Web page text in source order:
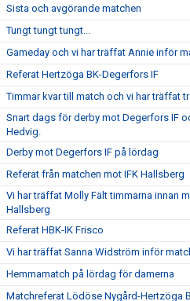
Sista och avgörande matchen
Tungt tungt tungt...
Gameday och vi har träffat Annie inför
Referat Hertzöga BK-Degerfors IF
Timmar kvar till match och vi har träffat
Snart dags för derby mot Degerfors IF
Hedvig.
Derby mot Degerfors IF på lördag
Referat från matchen mot IFK Hallsberg
Vi har träffat Molly Fält timmarna innan
Hallsberg
Referat HBK-IK Frisco
Vi har träffat Sanna Widström inför
Hemmamatch på lördag för damerna
Matchreferat Lödöse Nygård-Hertzöga